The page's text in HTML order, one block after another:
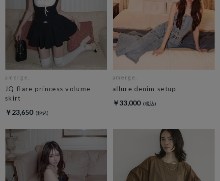
amerge.
JQ flare princess volume
skirt
￥23,650
amerge.
allure denim setup
￥33,000